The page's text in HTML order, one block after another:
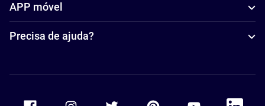
APP móvel
Precisa de ajuda?
Accor Facebook Accor TwitterAccor PinterestAccor Youtube
Accor